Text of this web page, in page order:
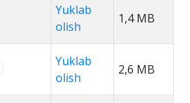
Yuklab
olish
1,4 MB
Yuklab
olish
2,6 MB